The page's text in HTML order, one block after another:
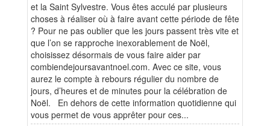
et la Saint Sylvestre. Vous êtes acculé par plusieurs
choses à réaliser où à faire avant cette période de fête
? Pour ne pas oublier que les jours passent très vite et
que l’on se rapproche inexorablement de Noël,
choisissez désormais de vous faire aider par
combiendejoursavantnoel.com. Avec ce site, vous
aurez le compte à rebours régulier du nombre de
jours, d’heures et de minutes pour la célébration de
Noël. En dehors de cette information quotidienne qui
vous permet de vous apprêter pour ces...